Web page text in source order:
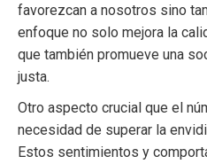
favorezcan a nosotros sino
enfoque no solo mejora la
que también promueve una
justa.
Otro aspecto crucial que el
necesidad de superar la
Estos sentimientos y